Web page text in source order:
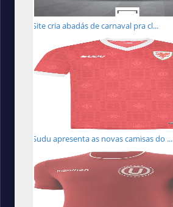
Site cria abadás de carnaval pra cl...
Sudu apresenta as novas camisas do ...